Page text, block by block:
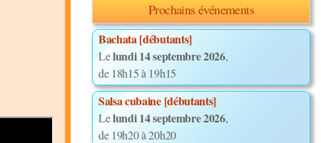
Prochains événements
Bachata [débutants]
Lelundi 14 septembre 2026,
de 18h15 à 19h15
Salsa cubaine [débutants]
Lelundi 14 septembre 2026,
de 19h20 à 20h20